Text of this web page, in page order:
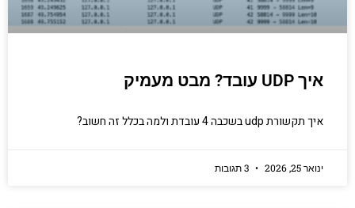
איך UDP עובד? מבט מעמיק
איך תקשורת udp בשכבה 4 עובדת ולמה בכלל זה חשוב?
ינואר 25, 2026